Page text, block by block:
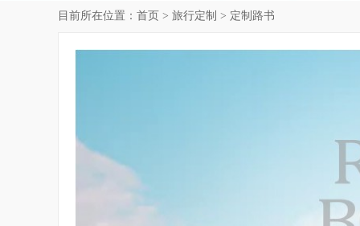
目前所在位置： 首页 > 旅行定制 > 定制路书